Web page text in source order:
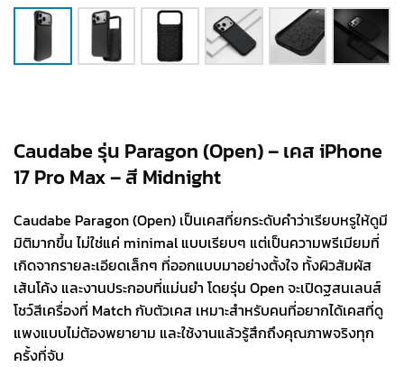
Caudabe รุ่น Paragon (Open) – เคส iPhone
17 Pro Max – สี Midnight
Caudabe Paragon (Open) เป็นเคสที่ยกระดับคำว่าเรียบหรูให้ดูมี
มิติมากขึ้น ไม่ใช่แค่ minimal แบบเรียบๆ แต่เป็นความพรีเมียมที่
เกิดจากรายละเอียดเล็กๆ ที่ออกแบบมาอย่างตั้งใจ ทั้งผิวสัมผัส
เส้นโค้ง และงานประกอบที่แม่นยำ โดยรุ่น Open จะเปิดฐสนเลนส์
โชว์สีเครื่องที่ Match กับตัวเคส เหมาะสำหรับคนที่อยากได้เคสที่ดู
แพงแบบไม่ต้องพยายาม และใช้งานแล้วรู้สึกถึงคุณภาพจริงทุก
ครั้งที่จับ